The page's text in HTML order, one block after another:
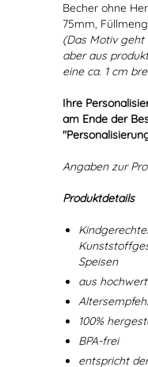
Becher ohne
75mm,
(Das Motiv geht
aber aus
eine ca. 1 cm
Ihre
am Ende der
Angaben zur
Produktdetails
Speisen
aus
100%
BPA-frei
entspricht